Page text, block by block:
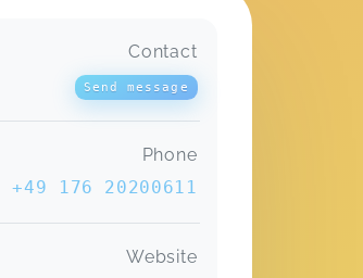
Contact
Send message
Phone
+49 176 20200611
Website